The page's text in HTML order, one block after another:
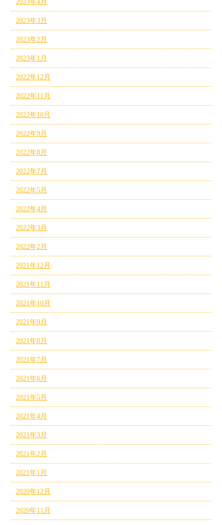
2023年4月
2023年3月
2023年2月
2023年1月
2022年12月
2022年11月
2022年10月
2022年9月
2022年8月
2022年7月
2022年5月
2022年4月
2022年3月
2022年2月
2021年12月
2021年11月
2021年10月
2021年9月
2021年8月
2021年7月
2021年6月
2021年5月
2021年4月
2021年3月
2021年2月
2021年1月
2020年12月
2020年11月